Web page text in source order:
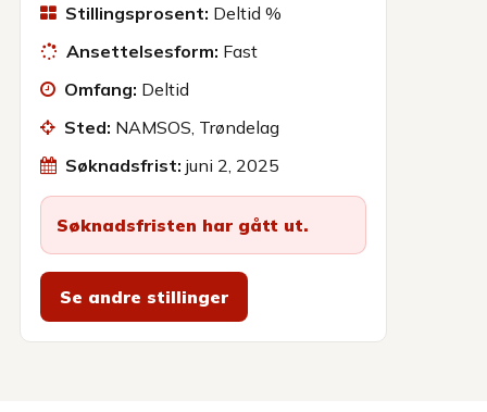
Stillingsprosent: Deltid %
Ansettelsesform: Fast
Omfang: Deltid
Sted: NAMSOS, Trøndelag
Søknadsfrist: juni 2, 2025
Søknadsfristen har gått ut.
Se andre stillinger